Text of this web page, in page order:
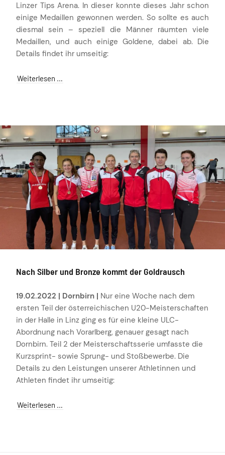
Linzer Tips Arena. In dieser konnte dieses Jahr schon
einige Medaillen gewonnen werden. So sollte es auch
diesmal sein – speziell die Männer räumten viele
Medaillen, und auch einige Goldene, dabei ab. Die
Details findet ihr umseitig:
Weiterlesen …
Nach Silber und Bronze kommt der Goldrausch
19.02.2022 | Dornbirn | Nur eine Woche nach dem
ersten Teil der österreichischen U20-Meisterschaften
in der Halle in Linz ging es für eine kleine ULC-
Abordnung nach Vorarlberg, genauer gesagt nach
Dornbirn. Teil 2 der Meisterschaftsserie umfasste die
Kurzsprint- sowie Sprung- und Stoßbewerbe. Die
Details zu den Leistungen unserer Athletinnen und
Athleten findet ihr umseitig:
Weiterlesen …